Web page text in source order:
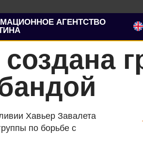
АГЕНТСТВО
Хавьер Завалета
по борьбе с